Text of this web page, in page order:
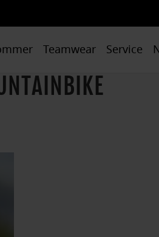
Teamwear Service